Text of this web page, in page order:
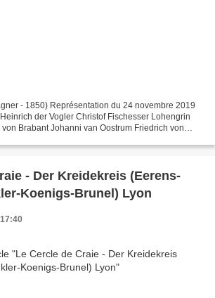
- 1850) Représentation du 24 novembre 2019
der Vogler Christof Fischesser Lohengrin
Brabant Johanni van Oostrum Friedrich von
- Der Kreidekreis (Eerens-
Koenigs-Brunel) Lyon